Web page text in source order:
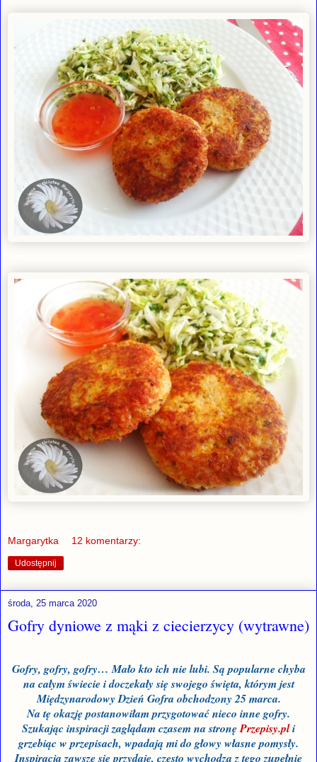
Margarytka 12 komentarzy:
Udostępnij
środa, 25 marca 2020
Gofry dyniowe z mąki z ciecierzycy (wytrawne)
Gofry, gofry, gofry… Mało kto ich nie lubi. Są popularne chyba
na całym świecie i doczekały się swojego święta, którym jest
Międzynarodowy Dzień Gofra obchodzony 25 marca.
Na tę okazję postanowiłam przygotować nieco inne gofry.
Szukając inspiracji zaglądam czasem na stronęPrzepisy.pli
grzebiąc w przepisach, wpadają mi do głowy własne pomysły.
Inspiracja zawsze się przydaje, często wychodzą z tego zupełnie